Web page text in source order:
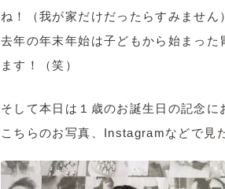
ね！（我が家だけだったらすみません）
去年の年末年始は子どもから始まっ
ます！（笑）
そして本日は１歳のお誕生日の記念に
こちらのお写真、Instagramなどで見